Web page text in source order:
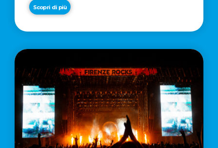
Scopri di più